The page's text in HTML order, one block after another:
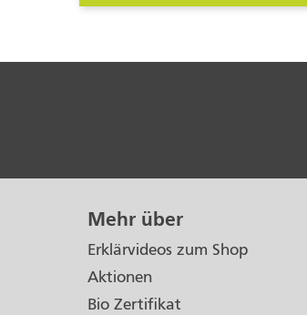
Mehr über
Erklärvideos zum Shop
Aktionen
Bio Zertifikat